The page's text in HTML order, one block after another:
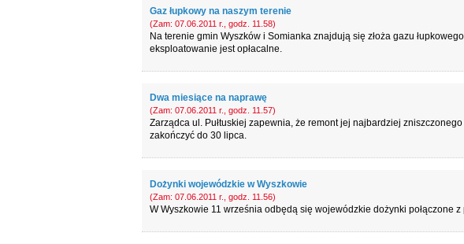
Gaz łupkowy na naszym terenie
(Zam: 07.06.2011 r., godz. 11.58)
Na terenie gmin Wyszków i Somianka znajdują się złoża gazu
eksploatowanie jest opłacalne.
Dwa miesiące na naprawę
(Zam: 07.06.2011 r., godz. 11.57)
Zarządca ul. Pułtuskiej zapewnia, że remont jej najbardziej
zakończyć do 30 lipca.
Dożynki wojewódzkie w Wyszkowie
(Zam: 07.06.2011 r., godz. 11.56)
W Wyszkowie 11 września odbędą się wojewódzkie dożynki połączone